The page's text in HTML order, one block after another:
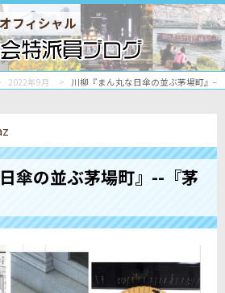
オフィシャル
2022年9月 川柳『まん丸な日傘の並ぶ茅場町』--
傘の並ぶ茅場町』--『茅